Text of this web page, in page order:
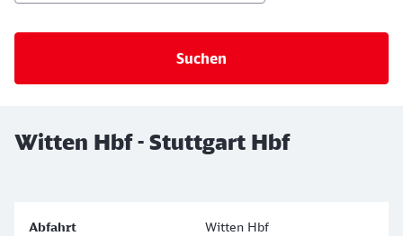
Witten Hbf - Stuttgart Hbf
Witten Hbf